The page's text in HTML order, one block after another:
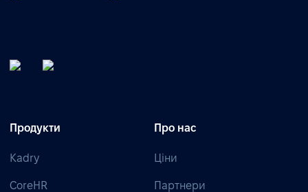
Продукти
Kadry
CoreHR
Про нас
Ціни
Партнери